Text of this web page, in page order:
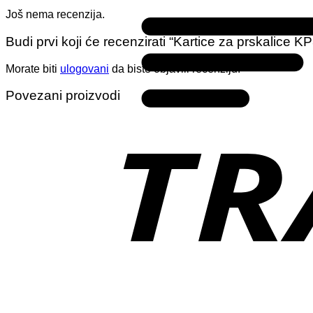
Još nema recenzija.
Budi prvi koji će recenzirati “Kartice za prskalice
Morate biti ulogovani da biste objavili recenziju.
Povezani proizvodi